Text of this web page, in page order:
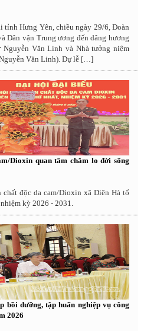
tỉnh Hưng Yên, chiều ngày 29/6, Đoàn
Dân vận Trung ương đến dâng hương
Văn Linh và Nhà tưởng niệm
Văn Linh). Dự lễ […]
Dioxin quan tâm chăm lo đời sống
chất độc da cam/Dioxin xã Diên Hà tổ
kỳ 2026 - 2031.
bồi dưỡng, tập huấn nghiệp vụ công
2026